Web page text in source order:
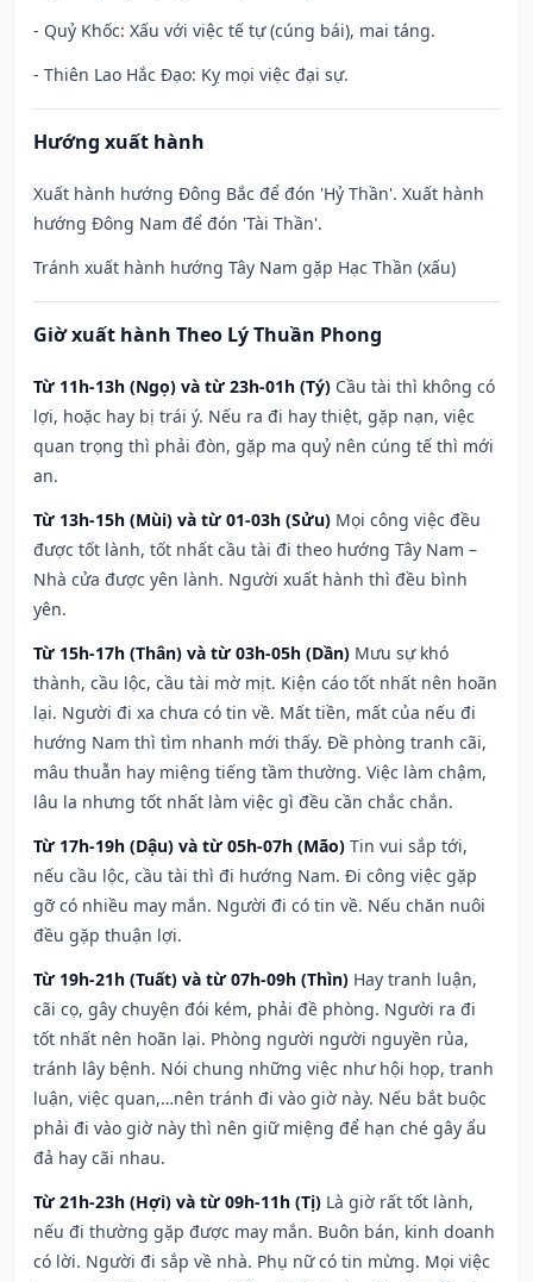
- Quỷ Khốc: Xấu với việc tế tự (cúng bái), mai táng.
- Thiên Lao Hắc Đạo: Kỵ mọi việc đại sự.
Hướng xuất hành
Xuất hành hướng Đông Bắc để đón 'Hỷ Thần'. Xuất hành
hướng Đông Nam để đón 'Tài Thần'.
Tránh xuất hành hướng Tây Nam gặp Hạc Thần (xấu)
Giờ xuất hành Theo Lý Thuần Phong
Từ 11h-13h (Ngọ) và từ 23h-01h (Tý) Cầu tài thì không có
lợi, hoặc hay bị trái ý. Nếu ra đi hay thiệt, gặp nạn, việc
quan trọng thì phải đòn, gặp ma quỷ nên cúng tế thì mới
an.
Từ 13h-15h (Mùi) và từ 01-03h (Sửu) Mọi công việc đều
được tốt lành, tốt nhất cầu tài đi theo hướng Tây Nam –
Nhà cửa được yên lành. Người xuất hành thì đều bình
yên.
Từ 15h-17h (Thân) và từ 03h-05h (Dần) Mưu sự khó
thành, cầu lộc, cầu tài mờ mịt. Kiện cáo tốt nhất nên hoãn
lại. Người đi xa chưa có tin về. Mất tiền, mất của nếu đi
hướng Nam thì tìm nhanh mới thấy. Đề phòng tranh cãi,
mâu thuẫn hay miệng tiếng tầm thường. Việc làm chậm,
lâu la nhưng tốt nhất làm việc gì đều cần chắc chắn.
Từ 17h-19h (Dậu) và từ 05h-07h (Mão) Tin vui sắp tới,
nếu cầu lộc, cầu tài thì đi hướng Nam. Đi công việc gặp
gỡ có nhiều may mắn. Người đi có tin về. Nếu chăn nuôi
đều gặp thuận lợi.
Từ 19h-21h (Tuất) và từ 07h-09h (Thìn) Hay tranh luận,
cãi cọ, gây chuyện đói kém, phải đề phòng. Người ra đi
tốt nhất nên hoãn lại. Phòng người người nguyền rủa,
tránh lây bệnh. Nói chung những việc như hội họp, tranh
luận, việc quan,…nên tránh đi vào giờ này. Nếu bắt buộc
phải đi vào giờ này thì nên giữ miệng để hạn ché gây ẩu
đả hay cãi nhau.
Từ 21h-23h (Hợi) và từ 09h-11h (Tị) Là giờ rất tốt lành,
nếu đi thường gặp được may mắn. Buôn bán, kinh doanh
có lời. Người đi sắp về nhà. Phụ nữ có tin mừng. Mọi việc